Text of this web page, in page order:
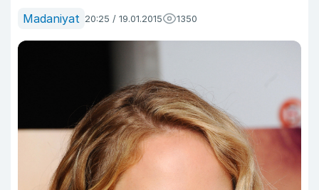
Madaniyat 20:25 / 19.01.2015 1350